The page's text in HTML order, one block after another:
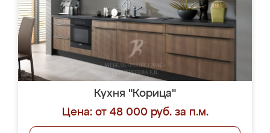
Кухня "Корица"
Цена: от 48 000 руб. за п.м.